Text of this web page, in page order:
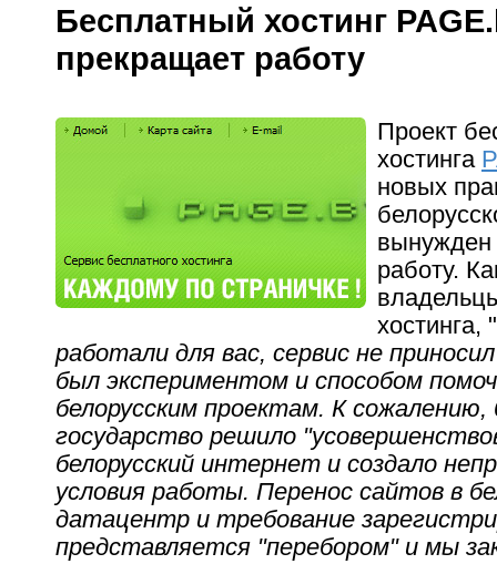
Бесплатный хостинг
прекращает работу
Проект
хостинга
новых
вынужден
работу.
хостинга, "
работали для вас, сервис не
был экспериментом и способом
белорусским проектам. К сожалению,
государство решило
белорусский интернет и создало
условия работы. Перенос сайтов в
датацентр и требование
представляется "перебором" и мы